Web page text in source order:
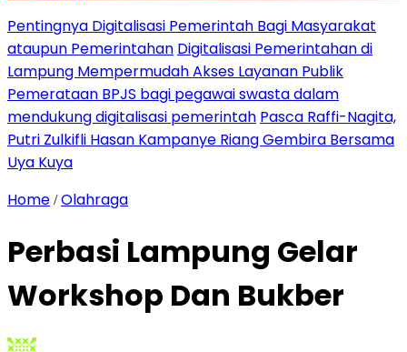
Pentingnya Digitalisasi Pemerintah Bagi Masyarakat
ataupun Pemerintahan Digitalisasi Pemerintahan di
Lampung Mempermudah Akses Layanan Publik
Pemerataan BPJS bagi pegawai swasta dalam
mendukung digitalisasi pemerintah Pasca Raffi-Nagita,
Putri Zulkifli Hasan Kampanye Riang Gembira Bersama
Uya Kuya
Home /Olahraga
Perbasi Lampung Gelar
Workshop Dan Bukber